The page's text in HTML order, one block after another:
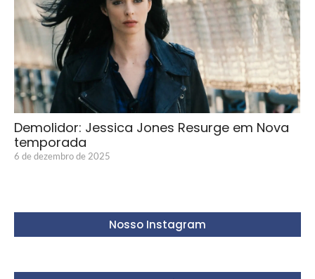
Demolidor: Jessica Jones Resurge em Nova
temporada
6 de dezembro de 2025
Nosso Instagram